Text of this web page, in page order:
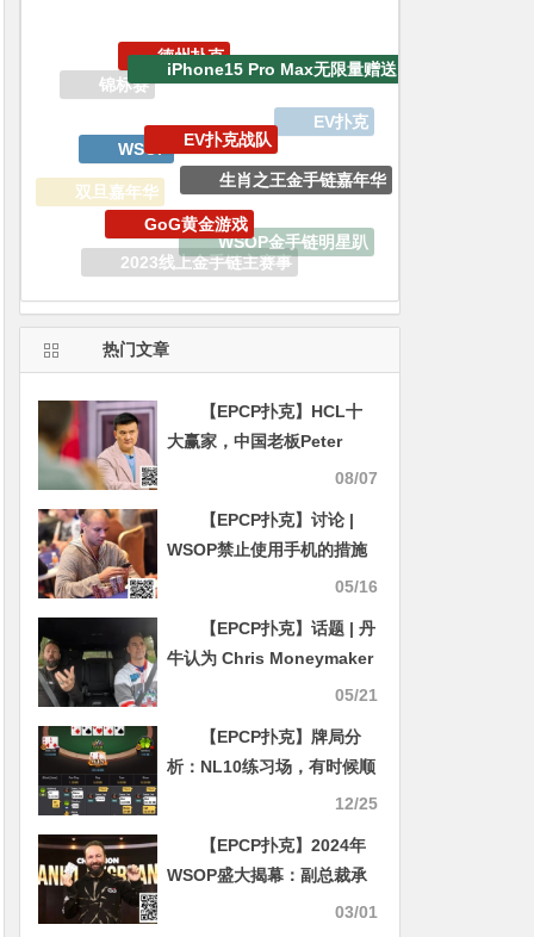
iPhone15 Pro Max无限量赠送
EPCP扑克
双旦嘉年华
WSOP
EV扑克战队
生肖之王金手链嘉年华
2023线上金手链主赛事
GoG黄金游戏
热门文章
【EPCP扑克】HCL十
大赢家，中国老板Peter
08/07
【EPCP扑克】讨论 |
WSOP禁止使用手机的措施
05/16
【EPCP扑克】话题 | 丹
牛认为 Chris Moneymaker
没有资格入选扑克名人堂成
05/21
【EPCP扑克】牌局分
析：NL10练习场，有时候顺
12/25
【EPCP扑克】2024年
WSOP盛大揭幕：副总裁承
诺，规模空前，破纪录之旅
03/01